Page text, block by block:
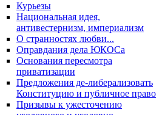
Курьезы
Национальная идея,
антивестернизм, империализм
О странностях любви...
Оправдания дела ЮКОСа
Основания пересмотра
приватизации
Предложения де-либерализовать
Конституцию и публичное право
Призывы к ужесточению